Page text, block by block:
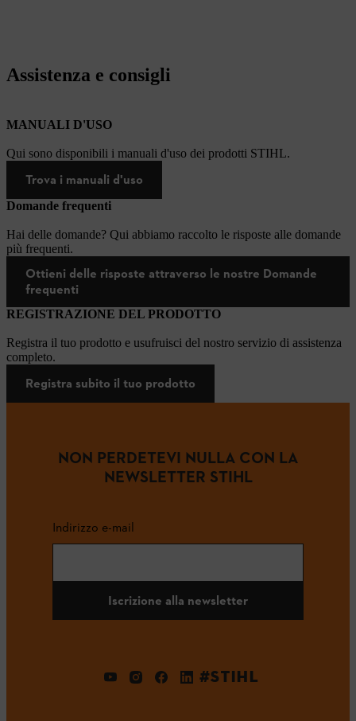
Assistenza e consigli
MANUALI D'USO
Qui sono disponibili i manuali d'uso dei prodotti STIHL.
Trova i manuali d'uso
Domande frequenti
Hai delle domande? Qui abbiamo raccolto le risposte alle domande
più frequenti.
Ottieni delle risposte attraverso le nostre Domande
frequenti
REGISTRAZIONE DEL PRODOTTO
Registra il tuo prodotto e usufruisci del nostro servizio di assistenza
completo.
Registra subito il tuo prodotto
NON PERDETEVI NULLA CON LA
NEWSLETTER STIHL
Indirizzo e-mail
Iscrizione alla newsletter
#STIHL